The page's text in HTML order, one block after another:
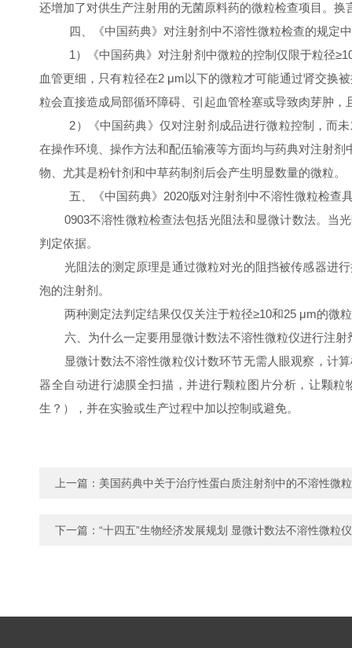
还增加了对供生产注射用的无菌原料药的微粒检查项目。
四、《中国药典》对注射剂中不溶性微粒检查的规定
1 ）《中国药典》对注射剂中微粒的控制仅限于粒径
血管更细，只有粒径在2 μm以下的微粒才可能通过肾交换
粒会直接造成局部循环障碍、引起血管栓塞或导致肉芽肿
2）《中国药典》仅对注射剂成品进行微粒控制，而
在操作环境、操作方法和配伍输液等方面均与药典对注射
物、尤其是粉针剂和中草药制剂后会产生明显数量的微粒。
五、《中国药典》 2020版对注射剂中不溶性微粒检查
0903不溶性微粒检查法包括光阻法和显微计数法。当
判定依据。
光阻法的测定原理是通过微粒对光的阻挡被传感器进
泡的注射剂。
两种测定法判定结果仅仅关注于粒径≥10和25 μm的微
六、为什么一定要用显微计数法不溶性微粒仪进行注
显微计数法不溶性微粒仪计数环节无需人眼观察，计
器全自动进行滤膜全扫描，并进行颗粒图片分析，让颗
生？），并在实验或生产过程中加以控制或避免。
上一篇： 美国药典中关于治疗性蛋白质注射剂中的不溶性微
下一篇： “十四五”生物经济发展规划 显微计数法不溶性微粒